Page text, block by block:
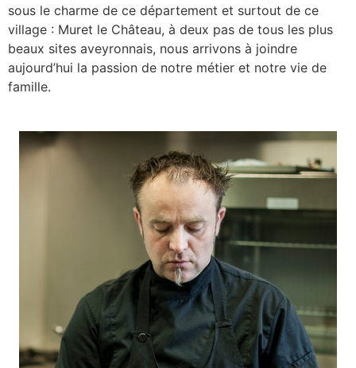
sous le charme de ce département et surtout de ce
village : Muret le Château, à deux pas de tous les plus
beaux sites aveyronnais, nous arrivons à joindre
aujourd’hui la passion de notre métier et notre vie de
famille.